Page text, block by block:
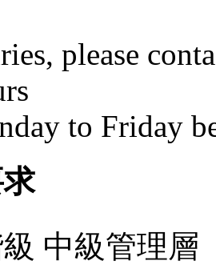
please
to Friday
中級管理層